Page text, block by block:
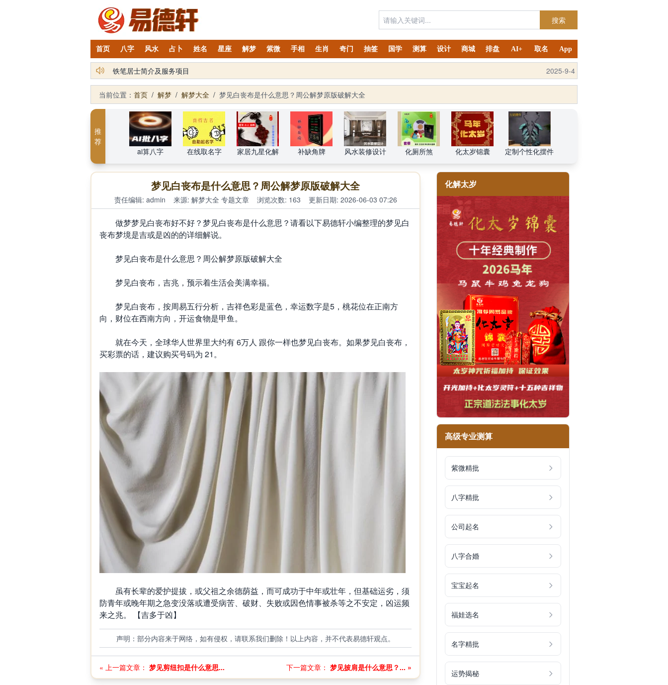
搜索
首页 八字 风水 占卜 姓名 星座 解梦 紫微 手相 生肖 奇门 抽签 国学 测算 设计 商城 排盘 AI+ 取名 App
铁笔居士简介及服务项目 2025-9-4
2026丙午年铁笔居士精批年运说明 2025-10-11
当前位置： 首页 / 解梦 / 解梦大全 / 梦见白丧布是什么意思？周公解梦原版破解大全
推
荐
ai算八字
在线取名字 家居九星化解 补缺角牌 风水装修设计 化厕所煞 化太岁锦囊 定制个性化摆件
梦见白丧布是什么意思？周公解梦原版破解大全
责任编辑: admin 来源: 解梦大全 专题文章 浏览次数: 163 更新日期: 2026-06-03 07:26
做梦梦见白丧布好不好？梦见白丧布是什么意思？请看以下易德轩小编整理的梦见白
丧布梦境是吉或是凶的的详细解说。
梦见白丧布是什么意思？周公解梦原版破解大全
梦见白丧布，吉兆，预示着生活会美满幸福。
梦见白丧布，按周易五行分析，吉祥色彩是蓝色，幸运数字是5，桃花位在正南方
向，财位在西南方向，开运食物是甲鱼。
就在今天，全球华人世界里大约有 6万人 跟你一样也梦见白丧布。如果梦见白丧布，
买彩票的话，建议购买号码为 21。
虽有长辈的爱护提拔，或父祖之余德荫益，而可成功于中年或壮年，但基础运劣，须
防青年或晚年期之急变没落或遭受病苦、破财、失败或因色情事被杀等之不安定，凶运频
来之兆。 【吉多于凶】
声明：部分内容来于网络，如有侵权，请联系我们删除！以上内容，并不代表易德轩观点。
« 上一篇文章： 梦见剪纽扣是什么意思... 下一篇文章： 梦见披肩是什么意思？... »
化解太岁
高级专业测算
紫微精批
八字精批
公司起名
八字合婚
宝宝起名
福娃选名
名字精批
运势揭秘